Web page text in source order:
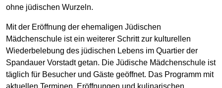
ohne jüdischen Wurzeln.
Mit der Eröffnung der ehemaligen Jüdischen
Mädchenschule ist ein weiterer Schritt zur kulturellen
Wiederbelebung des jüdischen Lebens im Quartier der
Spandauer Vorstadt getan. Die Jüdische Mädchenschule ist
täglich für Besucher und Gäste geöffnet. Das Programm mit